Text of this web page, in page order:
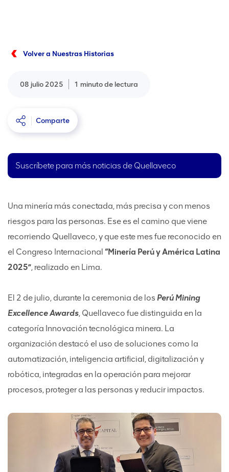
Volver a Nuestras Historias
08 julio 2025 1 minuto de lectura
Comparte
Suscríbete para más noticias de Quellaveco
Una minería más conectada, más precisa y con menos
riesgos para las personas. Ese es el camino que viene
recorriendo Quellaveco, y que este mes fue reconocido en
el Congreso Internacional “Minería Perú y América Latina
2025”, realizado en Lima.
El 2 de julio, durante la ceremonia de los Perú Mining
Excellence Awards, Quellaveco fue distinguida en la
categoría Innovación tecnológica minera. La
organización destacó el uso de soluciones como la
automatización, inteligencia artificial, digitalización y
robótica, integradas en la operación para mejorar
procesos, proteger a las personas y reducir impactos.